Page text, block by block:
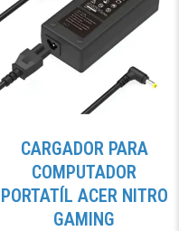
CARGADOR PARA
COMPUTADOR
PORTATÍL ACER NITRO
GAMING